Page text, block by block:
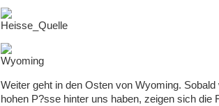
Weiter geht in den Osten von Wyoming.
hohen P?sse hinter uns haben, zeigen sich die